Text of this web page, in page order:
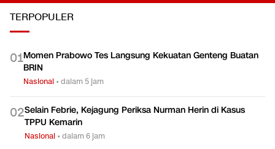
TERPOPULER
01Momen Prabowo Tes Langsung Kekuatan Genteng Buatan
BRIN
Nasional •dalam 5 jam
02Selain Febrie, Kejagung Periksa Nurman Herin di Kasus
TPPU Kemarin
Nasional •dalam 6 jam